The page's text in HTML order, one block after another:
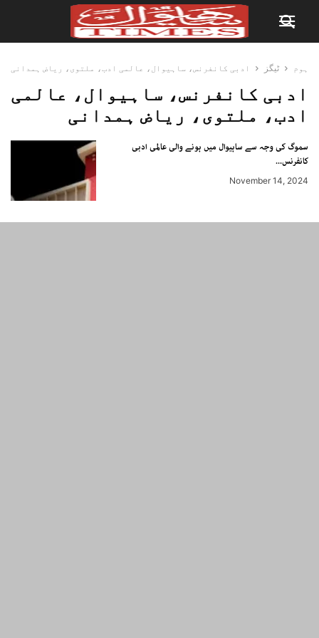
ہوم ٹیگز ادبی کانفرنس، ساہیوال، عالمی ادب، ملتوی، ریاض ہمدانی
ادبی کانفرنس، ساہیوال، عالمی
ادب، ملتوی، ریاض ہمدانی
سموگ کی وجہ سے ساہیوال میں ہونے والی عالمی ادبی
کانفرنس...
November 14, 2024